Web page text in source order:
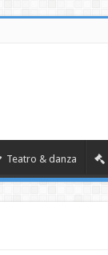
Teatro & danza